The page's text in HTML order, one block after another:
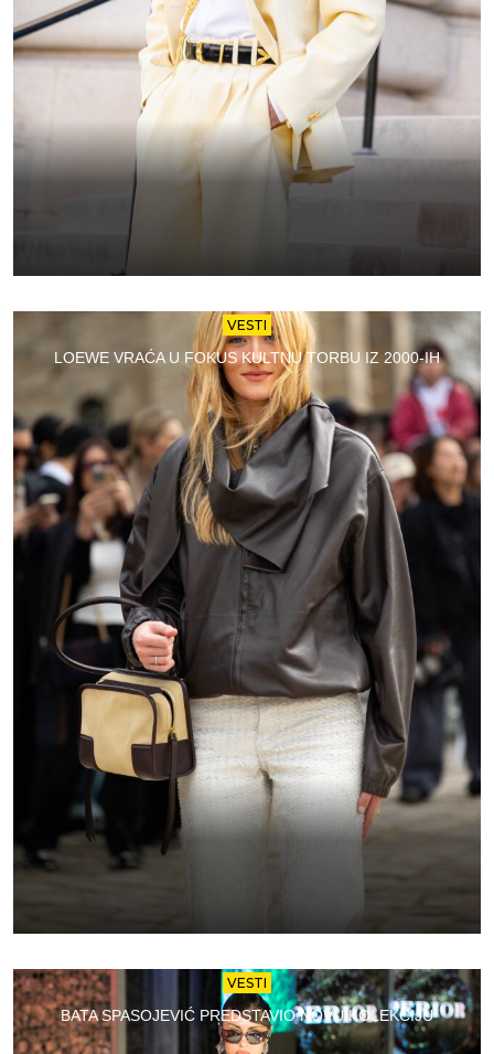
VESTI
LOEWE VRAĆA U FOKUS KULTNU TORBU IZ 2000-IH
VESTI
BATA SPASOJEVIĆ PREDSTAVIO NOVU KOLEKCIJU